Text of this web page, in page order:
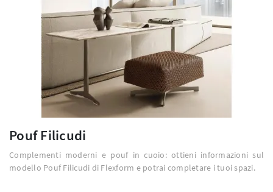
Pouf Filicudi
Complementi moderni e pouf in cuoio: ottieni informazioni sul
modello Pouf Filicudi di Flexform e potrai completare i tuoi spazi.